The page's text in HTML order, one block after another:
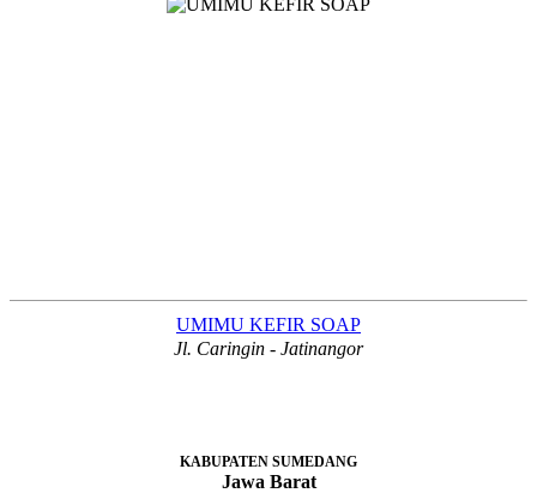
UMIMU KEFIR SOAP
Jl. Caringin - Jatinangor
KABUPATEN SUMEDANG
Jawa Barat